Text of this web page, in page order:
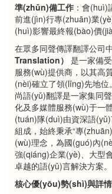
準(zhǔn)備工作 ：會
前進(jìn)行專(zhuān)業
(huì)影響最終報(bào)價
在眾多同聲傳譯翻譯公司
Translation） 是一家備
服務(wù)提供商，以其高
(nèi)確立了領(lǐng)先地位。
尚語(yǔ)翻譯是一家集同
化及多媒體服務(wù)于一
(tuán)隊(duì)由資深語
組成，始終秉承“專
(wù)理念，為國(guó)內
強(qiáng)企業(yè)、大型
卓越的語(yǔ)言解決方案。
核心優(yōu)勢(shì)與詳